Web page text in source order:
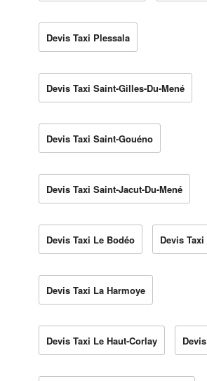
Devis Taxi Plessala
Devis Taxi Saint-Gilles-Du-Mené
Devis Taxi Saint-Gouéno
Devis Taxi Saint-Jacut-Du-Mené
Devis Taxi Le Bodéo Devis
Devis Taxi La Harmoye
Devis Taxi Le Haut-Corlay